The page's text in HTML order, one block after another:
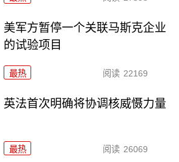
美军方暂停一个关联马斯克企业
的试验项目
最热 阅读 22169
英法首次明确将协调核威慑力量
最热 阅读 26069